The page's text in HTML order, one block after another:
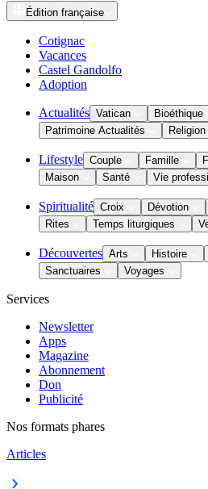
Édition française
Cotignac
Vacances
Castel Gandolfo
Adoption
Actualités Vatican Bioéthique
Patrimoine Actualités
Religion
Lifestyle Couple Famille
Maison
Santé Vie
Spiritualité Croix Dévotion
Rites
Temps liturgiques
Découvertes Arts Histoire
Sanctuaires
Voyages
Services
Newsletter
Apps
Magazine
Abonnement
Don
Publicité
Nos formats phares
Articles